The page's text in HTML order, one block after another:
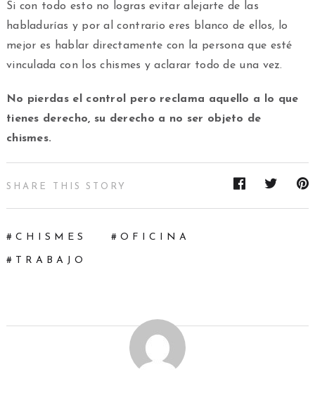
Si con todo esto no logras evitar alejarte de las
habladurías y por al contrario eres blanco de ellos, lo
mejor es hablar directamente con la persona que esté
vinculada con los chismes y aclarar todo de una vez.
No pierdas el control pero reclama aquello a lo que
tienes derecho, su derecho a no ser objeto de
chismes.
SHARE THIS STORY
CHISMES OFICINA
TRABAJO